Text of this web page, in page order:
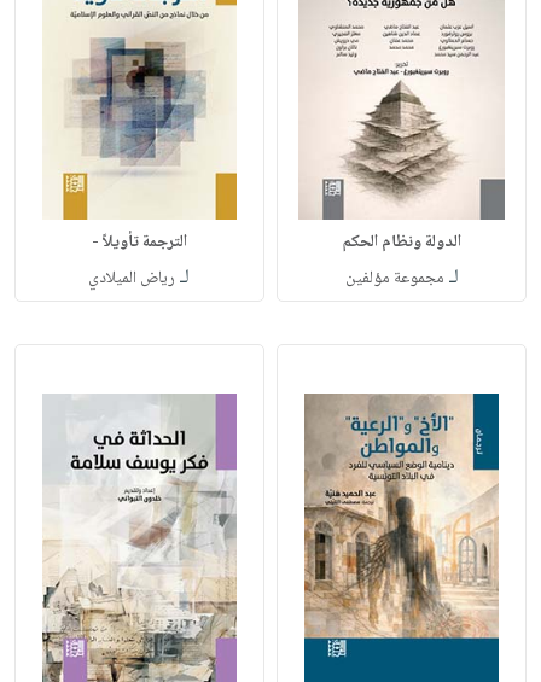
الدولة ونظام الحكم
لـ مجموعة مؤلفين
الترجمة تأويلاً -
لـ رياض الميلادي